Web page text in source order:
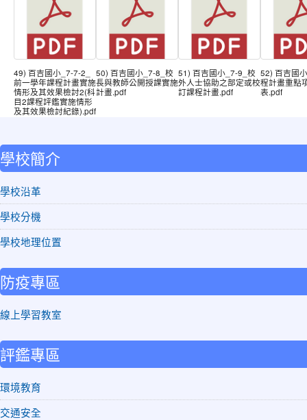
49) 百吉國小_7-7-2_
前一學年課程計畫實施
情形及其效果檢討2(科
目2課程評鑑實施情形
及其效果檢討紀錄).pdf
50) 百吉國小_7-8_校
長與教師公開授課實施
計畫.pdf
51) 百吉國小_7-9_校
外人士協助之部定或校
訂課程計畫.pdf
52) 百吉國
程計畫重點
表.pdf
學校簡介
學校沿革
學校分機
學校地理位置
防疫專區
線上學習教室
評鑑專區
環境教育
交通安全